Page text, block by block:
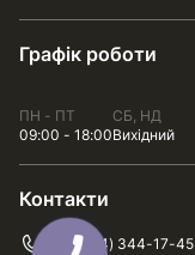
Графік роботи
ПН - ПТ
09:00 - 18:00
СБ, НД
Вихідний
Контакти
+38 (044) 344-17-45